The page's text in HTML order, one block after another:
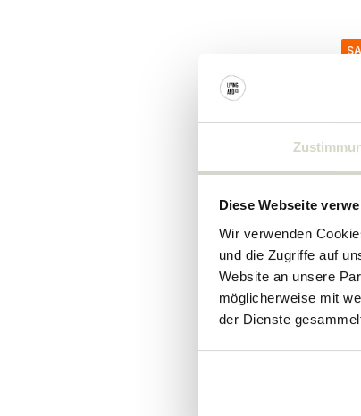
Diese Webseite
Wir verwenden
und die Zugriffe auf
Website an unsere
möglicherweise mit
der Dienste